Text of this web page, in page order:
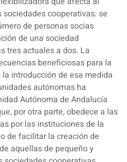
cooperativas: se
de personas socias
de una sociedad
tres actuales a dos. La
beneficiosas para la
introducción de esa medida
autónomas ha
Autónoma de Andalucía
por otra parte, obedece a las
por las instituciones de la
de facilitar la creación de
aquellas de pequeño y